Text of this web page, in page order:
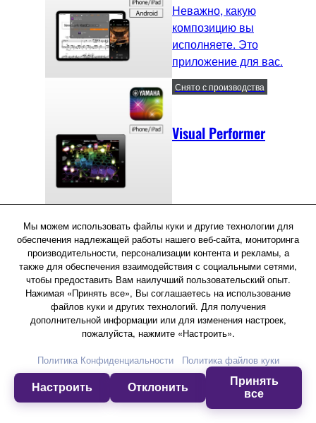
Неважно, какую
композицию вы
исполняете. Это
приложение для вас.
Visual Performer
Снято с производства
Описание
Функциональные особенности
Спецификации
Загрузки
Мы можем использовать файлы куки и другие технологии для
обеспечения надлежащей работы нашего веб-сайта, мониторинга
производительности, персонализации контента и рекламы, а
также для обеспечения взаимодействия с социальными сетями,
чтобы предоставить Вам наилучший пользовательский опыт.
Нажимая «Принять все», Вы соглашаетесь на использование
файлов куки и других технологий. Для получения
дополнительной информации или для изменения настроек,
пожалуйста, нажмите «Настроить».
Политика Конфиденциальности
Политика файлов куки
Настроить Отклонить
Принять
все